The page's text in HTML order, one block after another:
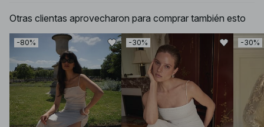
Otras clientas aprovecharon para comprar también esto
-80% -30% -30%